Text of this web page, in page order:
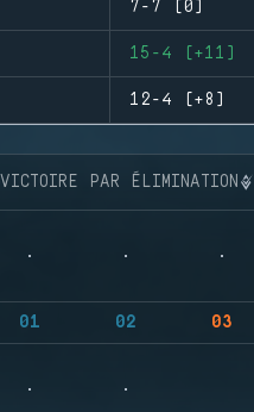
7-7 (0)
15-4 (+11)
12-4 (+8)
VICTOIRE PAR ÉLIMINATION
01 02 03